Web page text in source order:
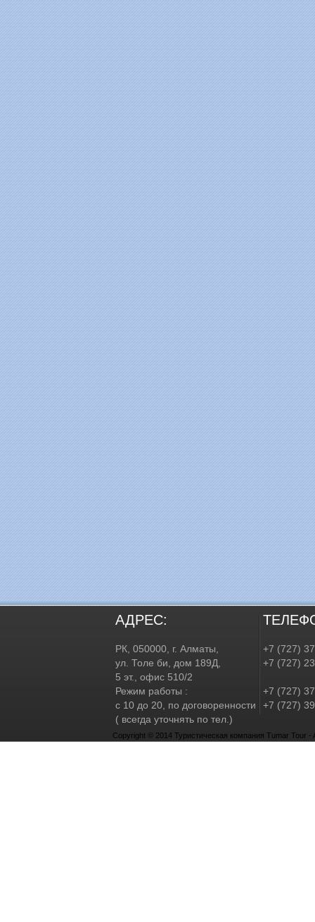
АДРЕС:
РК, 050000, г. Алматы,
ул. Толе би, дом 189Д,
5 эт., офис 510/2
Режим работы :
с 10 до 20, по договоренности
( всегда уточнять по тел.)
+7 (727)
+7 (727)
+7 (727)
+7 (727)
Copyright © 2014 Туристическая компания Tumar Tour -